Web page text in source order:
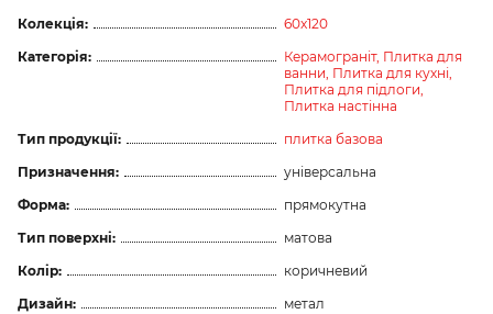
Колекція:
60x120
Категорія:
Керамограніт, Плитка для
ванни, Плитка для кухні,
Плитка для підлоги,
Плитка настінна
Тип продукції:
плитка базова
Призначення:
універсальна
Форма:
прямокутна
Тип поверхні:
матова
Колір:
коричневий
Дизайн:
метал